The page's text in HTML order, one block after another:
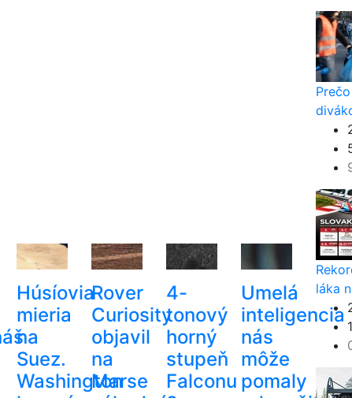
Húsíovia
mieria
na
Suez.
Washington
Rover
Curiosity
objavil
na
Marse
4-
tonový
horný
stupeň
Falconu
Umelá
inteligencia
nás
môže
pomaly
láka